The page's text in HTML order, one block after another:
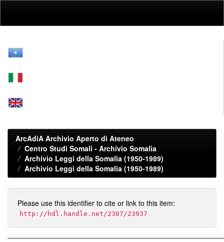
ArcAdiA Archivio Aperto di Ateneo
Centro Studi Somali - Archivio Somalia
Archivio Leggi della Somalia (1950-1989)
Archivio Leggi della Somalia (1950-1989)
Please use this identifier to cite or link to this item:
http://hdl.handle.net/2307/23937